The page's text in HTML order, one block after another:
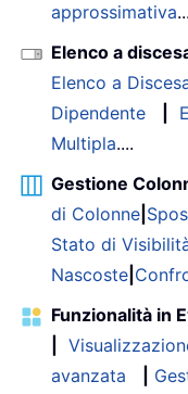
approssimativa
Elenco a
Elenco a
Dipendente
Multipla....
Gestione
di Colonne
Stato di
Nascoste
Funzionalità in
avanzata